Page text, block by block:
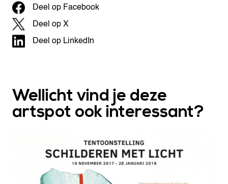
Deel op Facebook
Deel op X
Deel op LinkedIn
Wellicht vind je deze
artspot ook interessant?